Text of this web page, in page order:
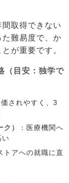
取得できない
難易度で、か
が重要です。
（目安：独学で
されやすく、3
）
：医療機関へ
い
トアへの就職に直